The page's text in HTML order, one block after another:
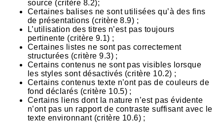
source (critère 8.2);
Certaines balises ne sont utilisées qu’à des fins
de présentations (critère 8.9) ;
L’utilisation des titres n’est pas toujours
pertinente (critère 9.1) ;
Certaines listes ne sont pas correctement
structurées (critère 9.3) ;
Certains contenus ne sont pas visibles lorsque
les styles sont désactivés (critère 10.2) ;
Certains contenus texte n’ont pas de couleurs de
fond déclarés (critère 10.5) ;
Certains liens dont la nature n’est pas évidente
n’ont pas un rapport de contraste suffisant avec le
texte environnant (critère 10.6) ;